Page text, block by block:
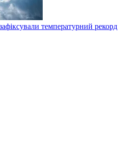
температурний рекорд